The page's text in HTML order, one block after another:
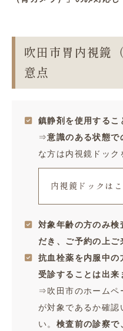
吹田市胃内視鏡
意点
鎮静剤を使用するこ
⇒意識のある状態で
な方は内視鏡ドック
内視鏡ドックは
対象年齢の方のみ検
だき、ご予約の上ご
抗血栓薬を内服中の
受診することは出来
⇒吹田市のホームペ
が対象であるか確認
い。 検査前の診察で